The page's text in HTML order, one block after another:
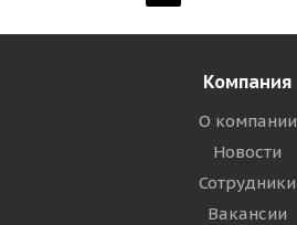
Компания
О компании
Новости
Сотрудники
Вакансии